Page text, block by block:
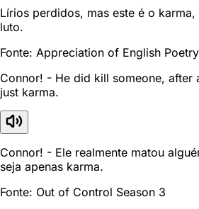
Lírios perdidos, mas este é o
luto.
Fonte: Appreciation of English Poetry
Connor! - He did kill someone, after
just karma.
Connor! - Ele realmente matou
seja apenas karma.
Fonte: Out of Control Season 3